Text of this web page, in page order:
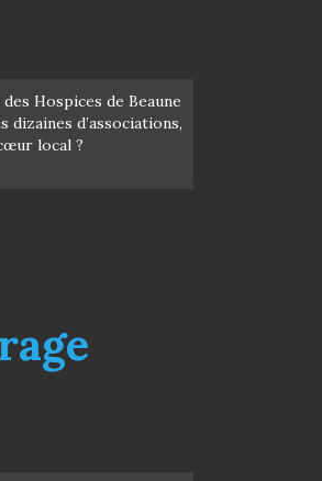
Hospices de Beaune
d’associations,
local ?